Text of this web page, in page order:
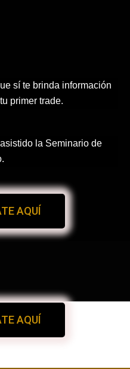
sí te brinda información
primer trade.
la Seminario de
AQUÍ
AQUÍ